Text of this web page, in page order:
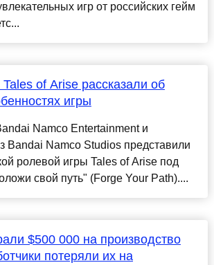
игр от российских гейм
Tales of Arise рассказали об
игры
Namco Entertainment и
Bandai Namco Studios представили
ролевой игры Tales of Arise под
свой путь" (Forge Your Path)....
$500 000 на производство
потеряли их на